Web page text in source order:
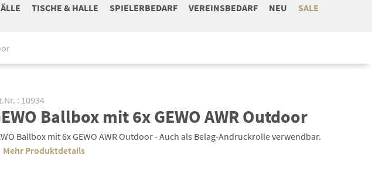
TISCHE & HALLE SPIELERBEDARF VEREINSBEDARF NEU SALE
: 10934
Ballbox mit 6x GEWO AWR Outdoor
Ballbox mit 6x GEWO AWR Outdoor - Auch als Belag-Andruckrolle verwendbar.
Mehr Produktdetails